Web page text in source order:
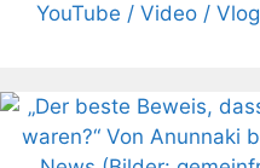
YouTube / Video / Vlog